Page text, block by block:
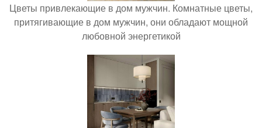
Цветы привлекающие в дом мужчин. Комнатные цветы,
притягивающие в дом мужчин, они обладают мощной
любовной энергетикой